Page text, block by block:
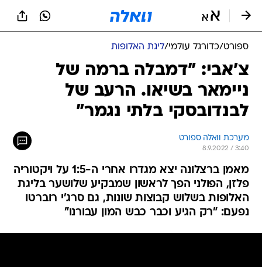
ספורט/כדורגל עולמי/ליגת האלופות
צ'אבי: "דמבלה ברמה של
ניימאר בשיאו. הרעב של
לבנדובסקי בלתי נגמר"
מערכת וואלה ספורט
8.9.2022 / 3:40
מאמן ברצלונה יצא מגדרו אחרי ה-1:5 על ויקטוריה
פלזן, הפולני הפך לראשון שמבקיע שלושער בליגת
האלופות בשלוש קבוצות שונות, גם סרג'י רוברטו
נפעם: "רק הגיע וכבר כבש המון עבורנו"